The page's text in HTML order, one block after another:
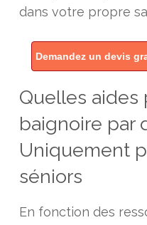
dans votre propre
Demandez un devis
Quelles aides
baignoire par
Uniquement
séniors
En fonction des